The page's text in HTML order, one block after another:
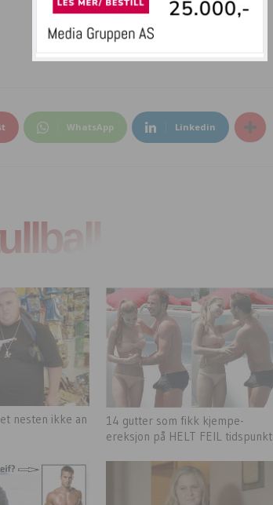
WhatsApp Linkedin
nesten ikke an
14 gutter som fikk kjempe-
ereksjon på HELT FEIL tidspunkt